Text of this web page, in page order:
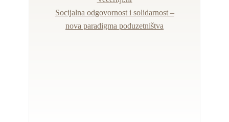
Socijalna odgovornost i solidarnost –
nova paradigma poduzetništva